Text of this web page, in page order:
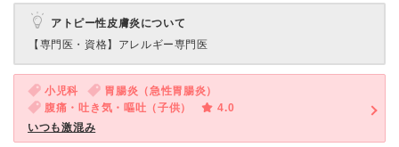
アトピー性皮膚炎について
【専門医・資格】 アレルギー専門医
小児科
胃腸炎（急性胃腸炎）
腹痛・吐き気・嘔吐（子供）
4.0
いつも激混み